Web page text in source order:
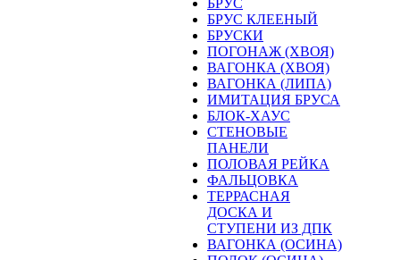
БРУС
БРУС КЛЕЕНЫЙ
БРУСКИ
ПОГОНАЖ (ХВОЯ)
ВАГОНКА (ХВОЯ)
ВАГОНКА (ЛИПА)
ИМИТАЦИЯ БРУСА
БЛОК-ХАУС
СТЕНОВЫЕ
ПАНЕЛИ
ПОЛОВАЯ РЕЙКА
ФАЛЬЦОВКА
ТЕРРАСНАЯ
ДОСКА И
СТУПЕНИ ИЗ ДПК
ВАГОНКА (ОСИНА)